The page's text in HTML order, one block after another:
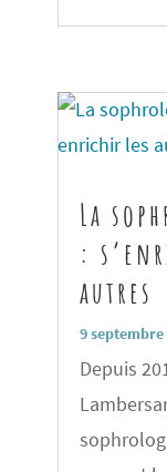
La
:
autres
9 septembre
Depuis